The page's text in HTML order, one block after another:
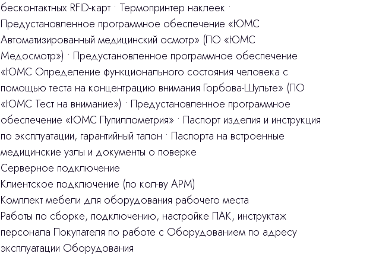
бесконтактных RFID-карт • Термопринтер наклеек •
Предустановленное программное обеспечение «ЮМС
Автоматизированный медицинский осмотр» (ПО «ЮМС
Медосмотр») • Предустановленное программное обеспечение
«ЮМС Определение функционального состояния человека с
помощью теста на концентрацию внимания Горбова-Шульте» (ПО
«ЮМС Тест на внимание») • Предустановленное программное
обеспечение «ЮМС Пупиллометрия» • Паспорт изделия и инструкция
по эксплуатации, гарантийный талон • Паспорта на встроенные
медицинские узлы и документы о поверке
Серверное подключение
Клиентское подключение (по кол-ву АРМ)
Комплект мебели для оборудования рабочего места
Работы по сборке, подключению, настройке ПАК, инструктаж
персонала Покупателя по работе с Оборудованием по адресу
эксплуатации Оборудования